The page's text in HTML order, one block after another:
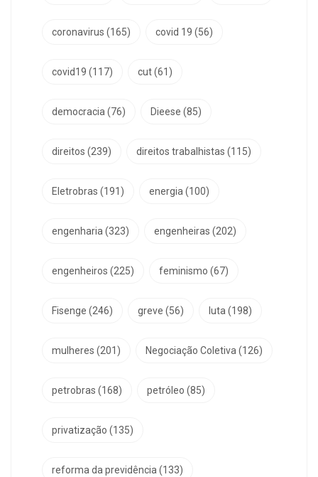
coronavirus (165) covid 19 (56)
covid19 (117) cut(61)
democracia (76) Dieese (85)
direitos (239) direitos trabalhistas (115)
Eletrobras (191) energia (100)
engenharia (323) engenheiras (202)
engenheiros (225) feminismo (67)
Fisenge (246) greve (56) luta (198)
mulheres (201) Negociação Coletiva (126)
petrobras (168) petróleo (85)
privatização (135)
reforma da previdência (133)